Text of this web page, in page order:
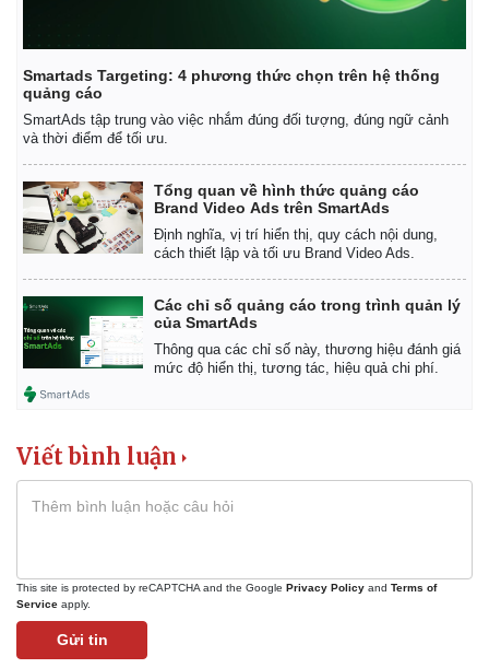
Thể thao
Thế giới thể thao
eSports
Hậu trường
Smartads Targeting: 4 phương thức chọn trên hệ thống
quảng cáo
SmartAds tập trung vào việc nhắm đúng đối tượng, đúng ngữ cảnh
và thời điểm để tối ưu.
Tổng quan về hình thức quảng cáo
Brand Video Ads trên SmartAds
Định nghĩa, vị trí hiển thị, quy cách nội dung,
cách thiết lập và tối ưu Brand Video Ads.
Các chỉ số quảng cáo trong trình quản lý
của SmartAds
Thông qua các chỉ số này, thương hiệu đánh giá
mức độ hiển thị, tương tác, hiệu quả chi phí.
Viết bình luận
This site is protected by reCAPTCHA and the Google Privacy Policy and Terms of
Service apply.
Gửi tin